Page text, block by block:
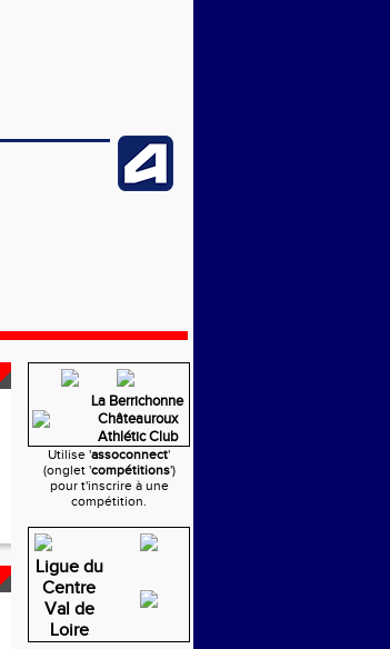
La Berrichonne
Châteauroux
Athlétic Club
Utilise 'assoconnect'
(onglet 'compétitions')
pour t'inscrire à une
compétition.
Ligue du
Centre
Val de
Loire